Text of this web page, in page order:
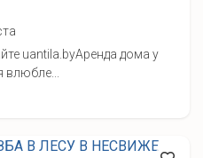
uantila.byАренда дома у